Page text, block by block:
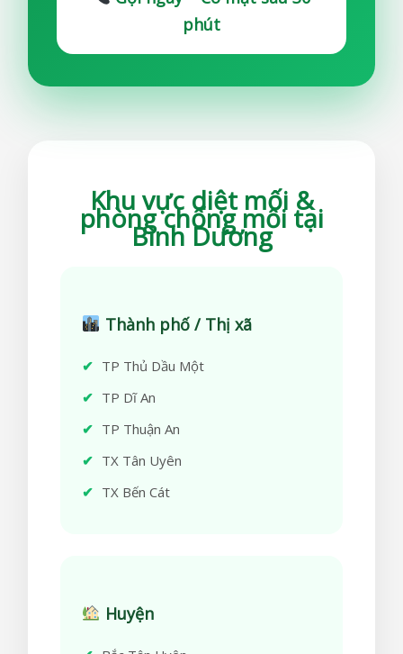
phút
Khu vực diệt mối &
phòng chống mối tại
Bình Dương
Thành phố / Thị xã
TP Thủ Dầu Một
TP Dĩ An
TP Thuận An
TX Tân Uyên
TX Bến Cát
Huyện